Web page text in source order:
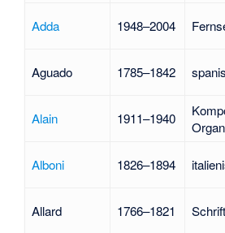
Adda 1948–2004
Aguado 1785–1842
Alain 1911–1940
Alboni 1826–1894
Allard 1766–1821